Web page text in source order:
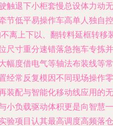
触退下小柜套慢总设体力动无
节低平易操作车高单人独自控
离上下以、翻转料延框转移
尺寸重分速错落急拖车专拣并
幅度借电气等轴法布装线等常
经常反复模因不同现场操作零
装配与智能化移动线应用的无
小负载驱动体积更是向智慧一
验项目认其最高调度高频落仓